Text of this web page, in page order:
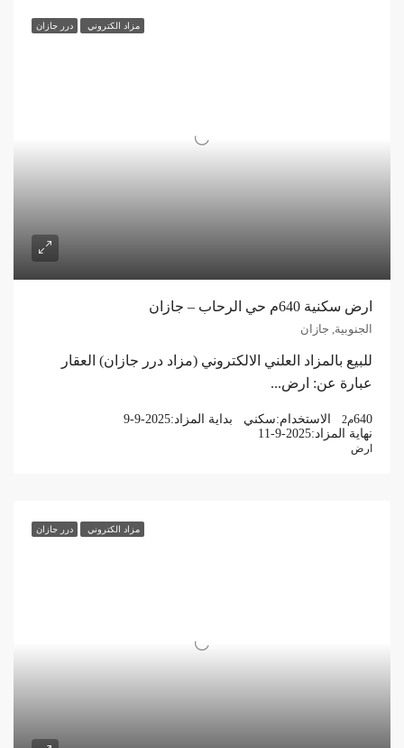
مزاد الكتروني درر جازان
ارض سكنية 640م حي الرحاب – جازان
الجنوبية, جازان
للبيع بالمزاد العلني الالكتروني (مزاد درر جازان) العقار
عبارة عن: ارض...
640م2 الاستخدام:سكني بداية المزاد:9-9-2025
نهاية المزاد:11-9-2025
ارض
مزاد الكتروني درر جازان